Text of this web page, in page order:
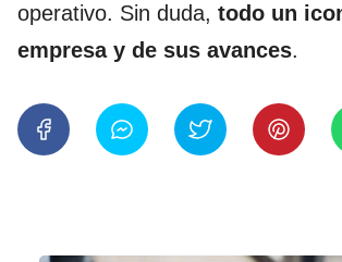
operativo. Sin duda, todo un
empresa y de sus avances.